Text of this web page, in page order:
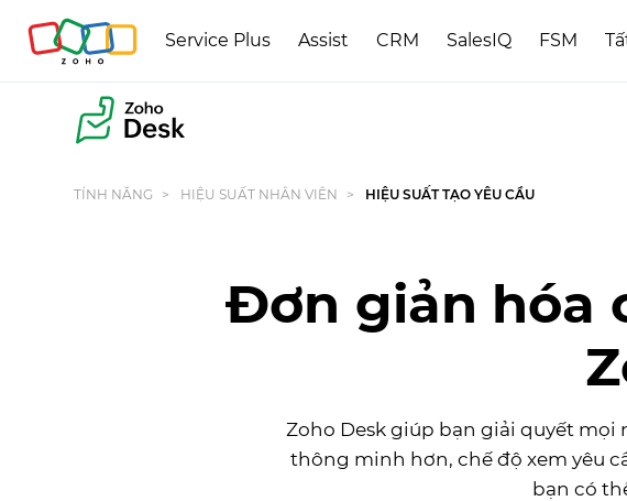
Service Plus Assist CRM SalesIQ FSM
TÍNH NĂNG HIỆU SUẤT NHÂN VIÊN HIỆU SUẤT TẠO YÊU CẦU
Đơn giản hóa
Zoho Desk giúp bạn giải quyết
thông minh hơn, chế độ xem yêu
bạn có